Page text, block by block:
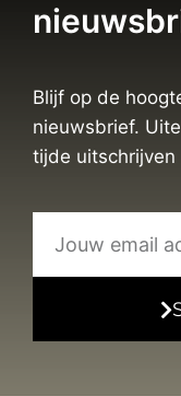
Blijf op de
nieuwsbrief.
tijde uitschrijven